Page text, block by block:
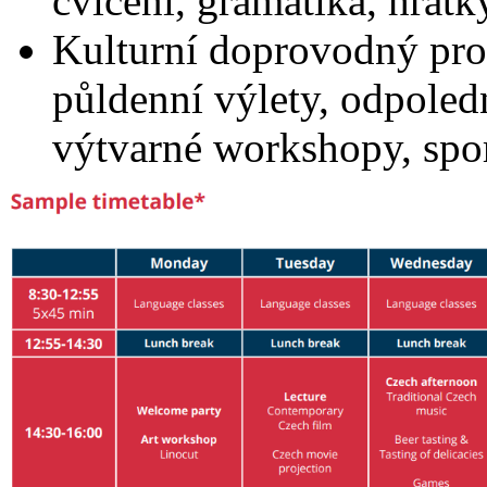
Kulturní doprovodný
půldenní výlety,
výtvarné workshopy,